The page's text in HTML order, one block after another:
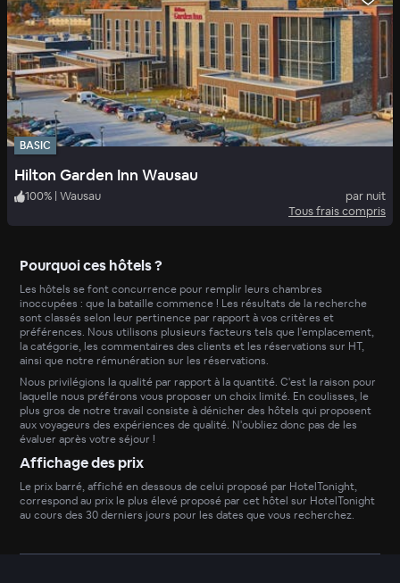
BASIC
Hilton Garden Inn Wausau
100% | Wausau
par nuit
Tous frais compris
Pourquoi ces hôtels ?
Les hôtels se font concurrence pour remplir leurs chambres
inoccupées : que la bataille commence ! Les résultats de la recherche
sont classés selon leur pertinence par rapport à vos critères et
préférences. Nous utilisons plusieurs facteurs tels que l'emplacement,
la catégorie, les commentaires des clients et les réservations sur HT,
ainsi que notre rémunération sur les réservations.
Nous privilégions la qualité par rapport à la quantité. C'est la raison pour
laquelle nous préférons vous proposer un choix limité. En coulisses, le
plus gros de notre travail consiste à dénicher des hôtels qui proposent
aux voyageurs des expériences de qualité. N'oubliez donc pas de les
évaluer après votre séjour !
Affichage des prix
Le prix barré, affiché en dessous de celui proposé par HotelTonight,
correspond au prix le plus élevé proposé par cet hôtel sur HotelTonight
au cours des 30 derniers jours pour les dates que vous recherchez.